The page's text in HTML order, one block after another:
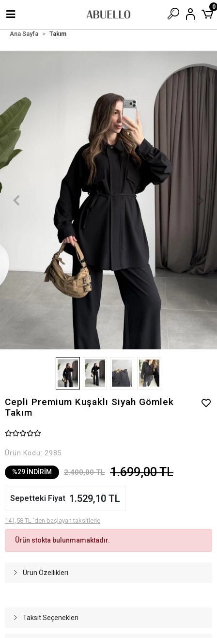
0
Ana Sayfa Takım
Cepli Premium Kuşaklı Siyah Gömlek
Takım
Ürün Kodu: 2985
%29 İNDİRİM 2.400,00 TL 1.699,00 TL
Sepetteki Fiyat 1.529,10 TL
141,58 TL 'den başlayan taksitlerle
Ürün stokta bulunmamaktadır.
Ürün Özellikleri
Taksit Seçenekleri